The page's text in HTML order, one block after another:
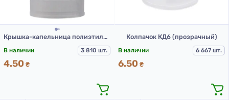
Крышка-капельница полиэтиленовая вертикальная типа КППВ-1-20
В наличии 3 810 шт.
4.50 ₴
Колпачок КД6 (прозрачный)
В наличии 6 667 шт.
6.50 ₴